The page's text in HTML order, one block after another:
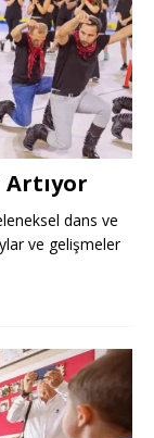
Artıyor
dans ve
ve gelişmeler